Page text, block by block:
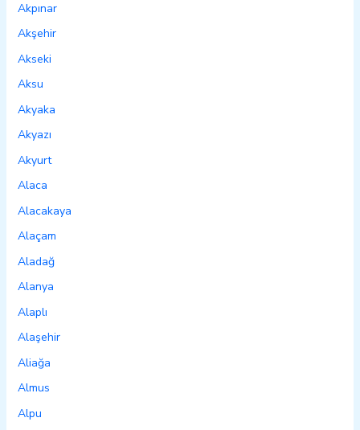
Akpınar
Akşehir
Akseki
Aksu
Akyaka
Akyazı
Akyurt
Alaca
Alacakaya
Alaçam
Aladağ
Alanya
Alaplı
Alaşehir
Aliağa
Almus
Alpu